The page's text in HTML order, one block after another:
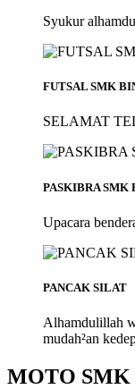
Syukur
FUTSAL SMK
SELAMAT
PASKIBRA SMK
Upacara
PANCAK SILAT
Alhamdulillah
mudah²an
MOTO SMK